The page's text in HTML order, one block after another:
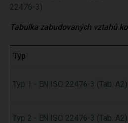
22476-3).
Tabulka zabudovaných vztahů
Typ
Typ 1 - EN ISO 22476-3 (Tab. A2)
Typ 2 - EN ISO 22476-3 (Tab. A2)